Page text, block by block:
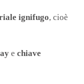
ignifugo, cioè
e chiave